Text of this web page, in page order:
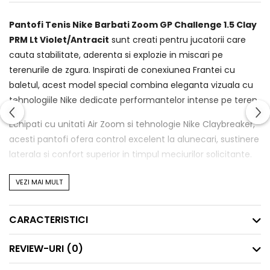
Pantofi Tenis Nike Barbati Zoom GP Challenge 1.5 Clay
PRM Lt Violet/Antracit sunt creati pentru jucatorii care
cauta stabilitate, aderenta si explozie in miscari pe
terenurile de zgura. Inspirati de conexiunea Frantei cu
baletul, acest model special combina eleganta vizuala cu
tehnologiile Nike dedicate performantelor intense pe teren.
Echipati cu unitati Air Zoom si tehnologie Nike Claybreaker,
acesti pantofi ofera control excelent la alunecari, sustinere
laterala si confort superior in timpul meciurilor solicitante.
Specificatii tehnice:
Suprafata recomandata: • Zgura si terenuri de padel
Amortizare: • Air Zoom in partea din fata si calcai
Talpa exterioara: • Nike Claybreaker pentru aderenta si
Constructie: • Stabilitate laterala imbunatatita cu placa din
VEZI MAI MULT
CARACTERISTICI
REVIEW-URI (0)